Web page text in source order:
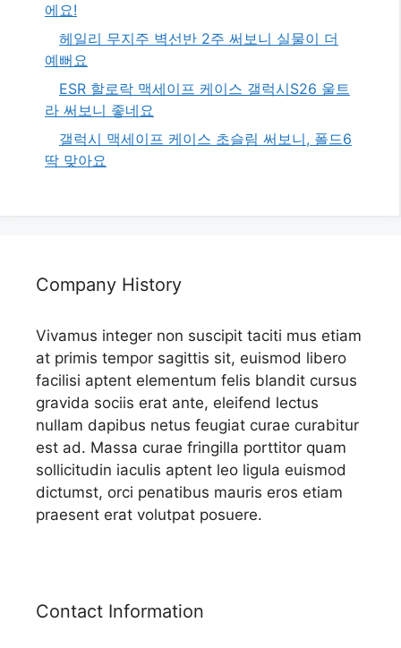
에요!
헤일리 무지주 벽선반 2주 써보니 실물이 더
예뻐요
ESR 할로락 맥세이프 케이스 갤럭시S26 울트
라 써보니 좋네요
갤럭시 맥세이프 케이스 초슬림 써보니, 폴드6
딱 맞아요
Company History
Vivamus integer non suscipit taciti mus etiam
at primis tempor sagittis sit, euismod libero
facilisi aptent elementum felis blandit cursus
gravida sociis erat ante, eleifend lectus
nullam dapibus netus feugiat curae curabitur
est ad. Massa curae fringilla porttitor quam
sollicitudin iaculis aptent leo ligula euismod
dictumst, orci penatibus mauris eros etiam
praesent erat volutpat posuere.
Contact Information